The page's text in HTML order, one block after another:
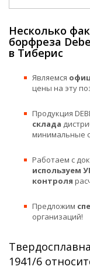
Несколько
борфреза
в Тиберис
Являемся
цены на эту
Продукция
склада
минимальные
Работаем с
используем
контроля
Предложим
организаций!
1941/6